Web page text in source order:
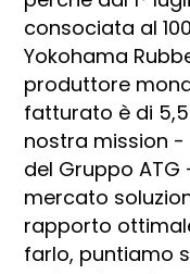
consociata al
Yokohama
produttore
fatturato è di
nostra mission -
del Gruppo
mercato
rapporto
farlo, puntiamo